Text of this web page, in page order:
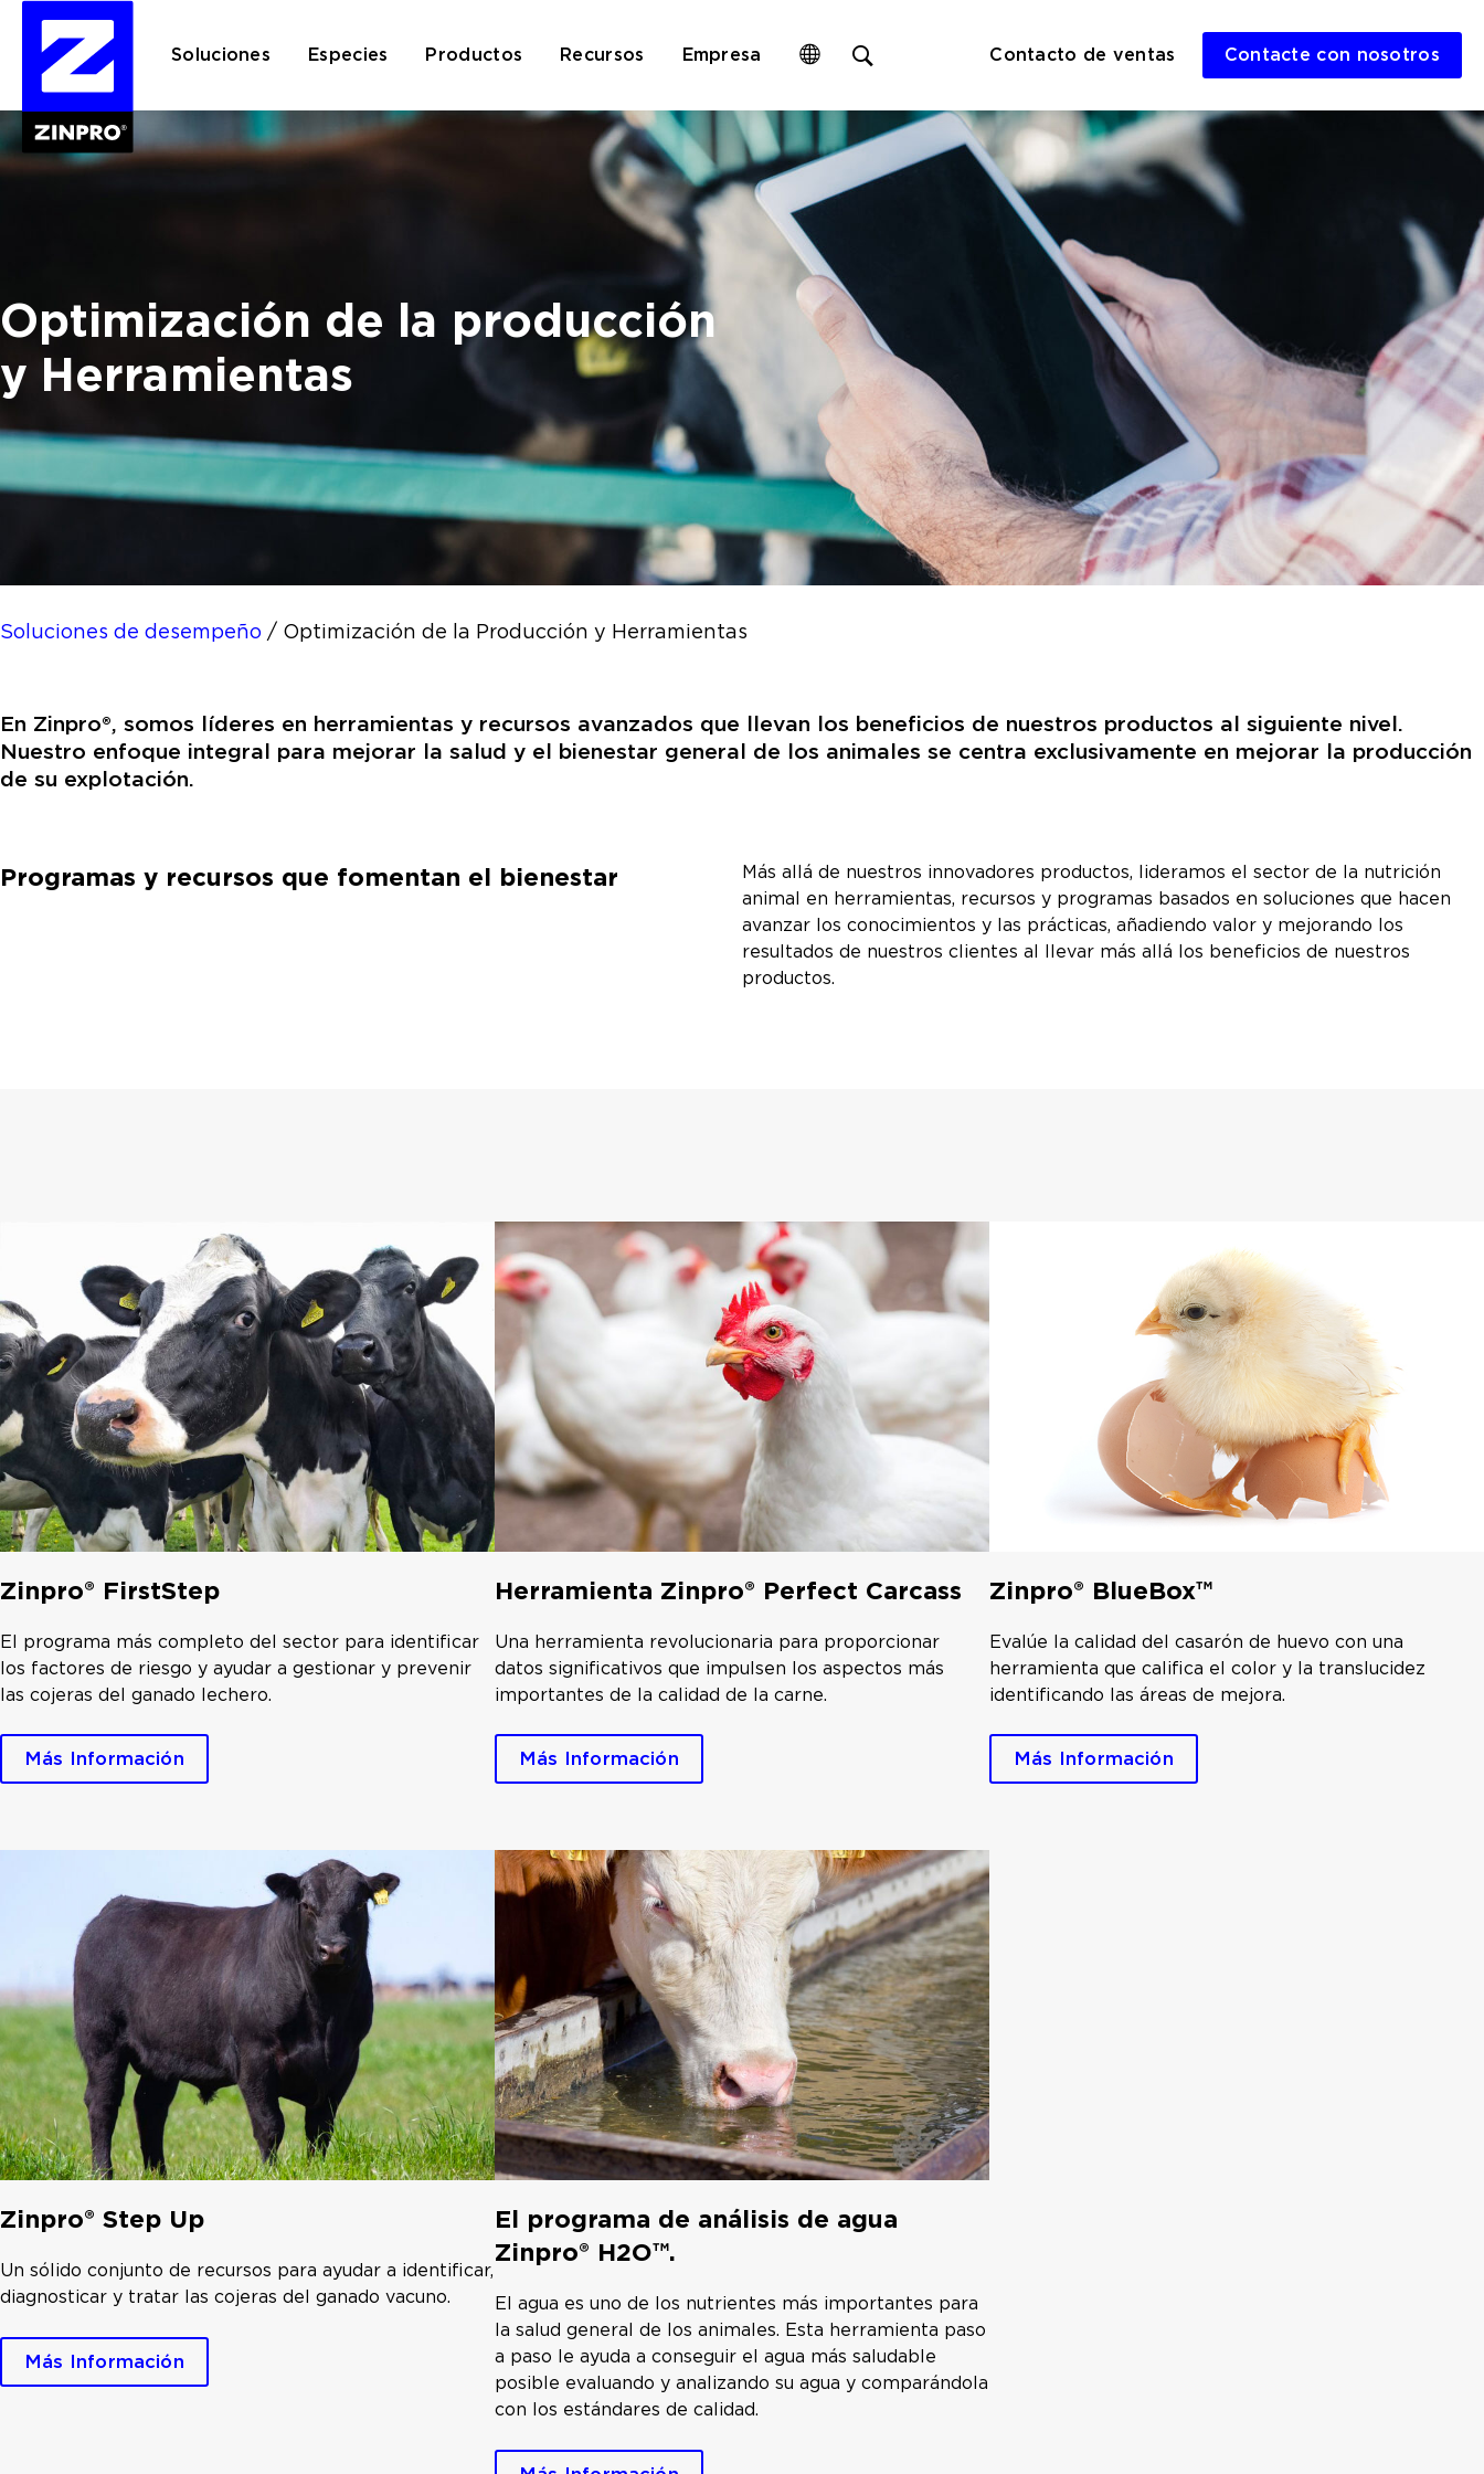
Soluciones Especies Productos Recursos Empresa
search
form
Contacto de ventas Contacte con nosotros
Optimización de la producción
y Herramientas
Soluciones de desempeño / Optimización de la Producción y Herramientas
En Zinpro®, somos líderes en herramientas y recursos avanzados que llevan los beneficios de nuestros productos al siguiente nivel.
Nuestro enfoque integral para mejorar la salud y el bienestar general de los animales se centra exclusivamente en mejorar la producción
de su explotación.
Programas y recursos que fomentan el bienestar
Más allá de nuestros innovadores productos, lideramos el sector de la nutrición
animal en herramientas, recursos y programas basados en soluciones que hacen
avanzar los conocimientos y las prácticas, añadiendo valor y mejorando los
resultados de nuestros clientes al llevar más allá los beneficios de nuestros
productos.
Zinpro® FirstStep
El programa más completo del sector para identificar
los factores de riesgo y ayudar a gestionar y prevenir
las cojeras del ganado lechero.
Más Información
Herramienta Zinpro® Perfect Carcass
Una herramienta revolucionaria para proporcionar
datos significativos que impulsen los aspectos más
importantes de la calidad de la carne.
Más Información
Zinpro® BlueBox™
Evalúe la calidad del casarón de huevo con una
herramienta que califica el color y la translucidez
identificando las áreas de mejora.
Más Información
Zinpro® Step Up
Un sólido conjunto de recursos para ayudar a identificar,
diagnosticar y tratar las cojeras del ganado vacuno.
Más Información
El programa de análisis de agua
Zinpro® H2O™.
El agua es uno de los nutrientes más importantes para
la salud general de los animales. Esta herramienta paso
a paso le ayuda a conseguir el agua más saludable
posible evaluando y analizando su agua y comparándola
con los estándares de calidad.